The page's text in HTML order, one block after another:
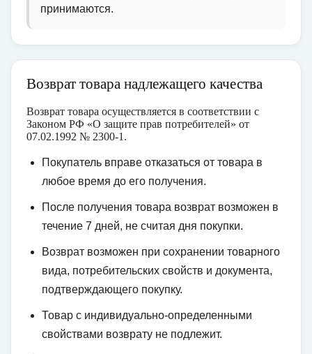
принимаются.
Возврат товара надлежащего качества
Возврат товара осуществляется в соответствии с
Законом РФ «О защите прав потребителей» от
07.02.1992 № 2300-1.
Покупатель вправе отказаться от товара в
любое время до его получения.
После получения товара возврат возможен в
течение 7 дней, не считая дня покупки.
Возврат возможен при сохранении товарного
вида, потребительских свойств и документа,
подтверждающего покупку.
Товар с индивидуально-определенными
свойствами возврату не подлежит.